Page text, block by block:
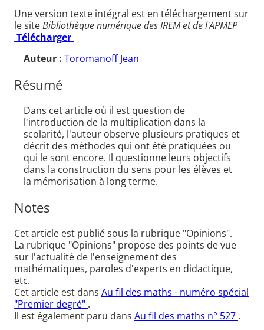
Une version texte intégral est en téléchargement sur
le siteBibliothèque numérique des IREM et de l'APMEP
Télécharger
Auteur : Toromanoff Jean
Résumé
Dans cet article où il est question de
l'introduction de la multiplication dans la
scolarité, l'auteur observe plusieurs pratiques et
décrit des méthodes qui ont été pratiquées ou
qui le sont encore. Il questionne leurs objectifs
dans la construction du sens pour les élèves et
la mémorisation à long terme.
Notes
Cet article est publié sous la rubrique "Opinions".
La rubrique "Opinions" propose des points de vue
sur l'actualité de l'enseignement des
mathématiques, paroles d'experts en didactique,
etc.
Cet article est dans Au fil des maths - numéro spécial
"Premier degré" .
Il est également paru dans Au fil des maths n° 527 .